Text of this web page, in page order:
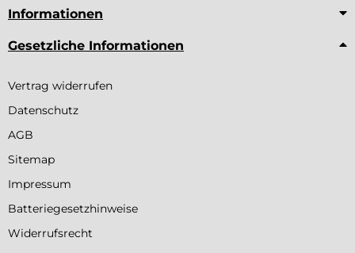
Informationen
Gesetzliche Informationen
Vertrag widerrufen
Datenschutz
AGB
Sitemap
Impressum
Batteriegesetzhinweise
Widerrufsrecht